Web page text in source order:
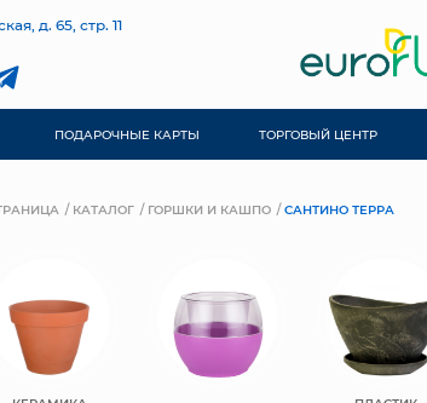
д. 65, стр. 11
ПОДАРОЧНЫЕ КАРТЫ ТОРГОВЫЙ ЦЕНТР
КАТАЛОГ ГОРШКИ И КАШПО САНТИНО ТЕРРА